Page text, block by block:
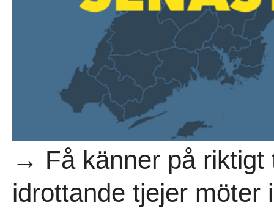
→ Få känner på riktigt
idrottande tjejer möter